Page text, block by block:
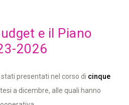
e il Piano
2026
presentati nel corso di cinque
a dicembre, alle quali hanno